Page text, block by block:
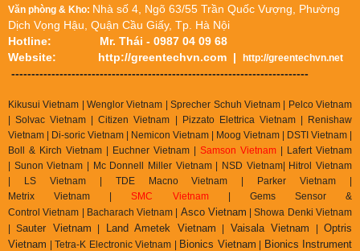
Văn phòng & Kho: Nhà số 4, Ngõ 63/55 Trần Quốc Vượng, Phường
Dịch Vọng Hậu, Quận Cầu Giấy, Tp. Hà Nội
Hotline:
Mr. Thái - 0987 04 09 68
Website: http://greentechvn.com | http://greentechvn.net
--------------------------------------------------------------------------
Kikusui Vietnam | Wenglor Vietnam | Sprecher Schuh Vietnam | Pelco Vietnam
| Solvac Vietnam | Citizen Vietnam | Pizzato Elettrica Vietnam| Renishaw
Vietnam | Di-soric Vietnam | Nemicon Vietnam | Moog Vietnam | DSTI Vietnam |
Boll & Kirch Vietnam | Euchner Vietnam | Samson Vietnam | Lafert Vietnam
| Sunon Vietnam | Mc Donnell Miller Vietnam | NSD Vietnam| Hitrol Vietnam
| LS Vietnam | TDE Macno Vietnam | Parker Vietnam |
MetrixVietnam |SMC Vietnam| Gems Sensor &
ControlVietnam | Bacharach Vietnam | Asco Vietnam |Showa Denki Vietnam
| Sauter Vietnam | Land Ametek Vietnam | Vaisala Vietnam |Optris
Vietnam | Tetra-K Electronic Vietnam | Bionics Vietnam | Bionics Instrument